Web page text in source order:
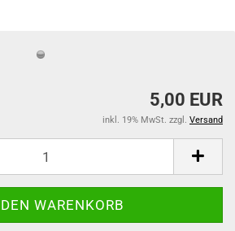
5,00 EUR
inkl. 19% MwSt. zzgl. Versand